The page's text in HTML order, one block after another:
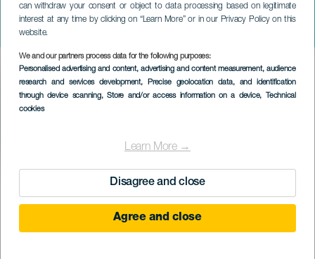
can withdraw your consent or object to data processing based on legitimate
interest at any time by clicking on “Learn More” or in our Privacy Policy on this
website.
We and our partners process data for the following purposes:
Personalised advertising and content, advertising and content measurement, audience
research and services development, Precise geolocation data, and identification
through device scanning, Store and/or access information on a device, Technical
cookies
Learn More →
Disagree and close
Agree and close
V Fesztivál Kultúra és Emberi
Jogok Találkozása
Imagen
Listado
KORÁBBI ESEMÉNY
06 máj 2023